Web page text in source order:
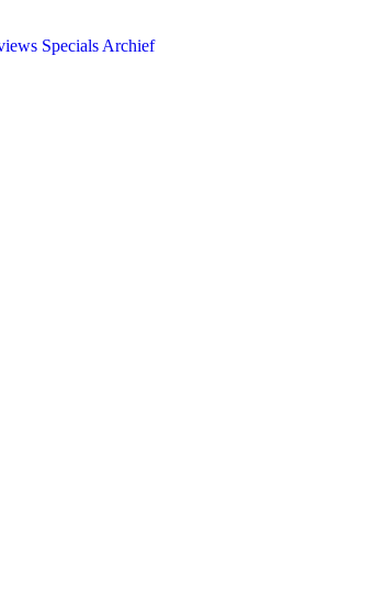
Specials Archief